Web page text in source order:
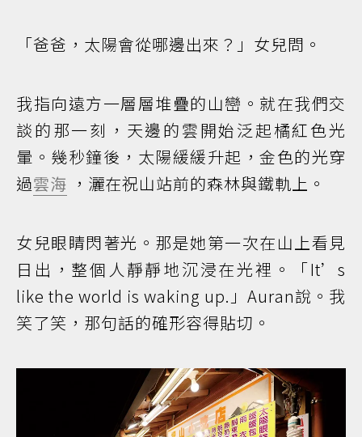
「爸爸，太陽會從哪邊出來？」女兒問。
我指向遠方一層層堆疊的山巒。就在我們交
談的那一刻，天邊的雲開始泛起橘紅色光
暈。幾秒鐘後，太陽緩緩升起，金色的光穿
過雲海 ，灑在祝山站前的森林與鐵軌上。
女兒眼睛閃著光。那是她第一次在山上看見
日出，整個人靜靜地沉浸在光裡。「It’s
like the world is waking up.」Auran說。我
笑了笑，那句話的確形容得貼切。